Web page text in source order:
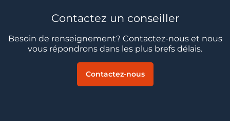
Contactez un conseiller
Besoin de renseignement? Contactez-nous et nous
vous répondrons dans les plus brefs délais.
Contactez-nous